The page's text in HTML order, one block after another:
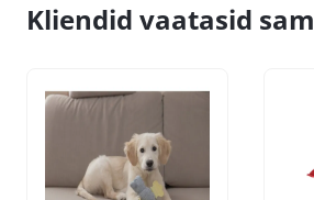
Kliendid vaatasid